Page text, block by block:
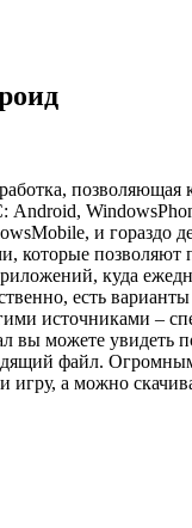
позволяющая
и гораздо
куда
есть
источниками
можете увидеть
файл.
а можно